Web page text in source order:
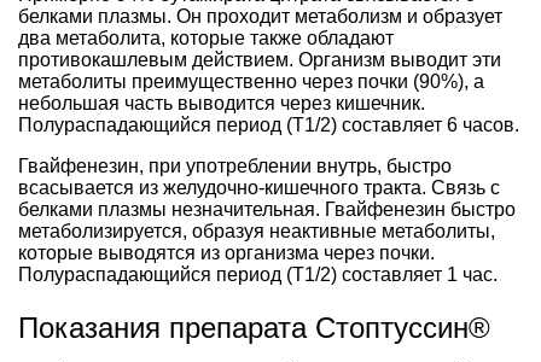
белками плазмы. Он проходит метаболизм и образует
два метаболита, которые также обладают
противокашлевым действием. Организм выводит эти
метаболиты преимущественно через почки (90%), а
небольшая часть выводится через кишечник.
Полураспадающийся период (T1/2) составляет 6 часов.
Гвайфенезин, при употреблении внутрь, быстро
всасывается из желудочно-кишечного тракта. Связь с
белками плазмы незначительная. Гвайфенезин быстро
метаболизируется, образуя неактивные метаболиты,
которые выводятся из организма через почки.
Полураспадающийся период (T1/2) составляет 1 час.
Показания препарата Стоптуссин®